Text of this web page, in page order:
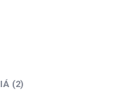
(2)